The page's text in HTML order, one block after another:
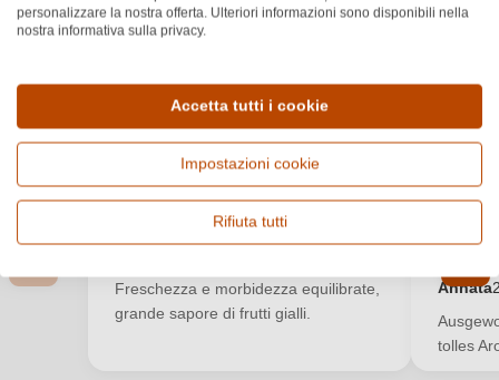
5.0★ ★ ★ ★ ★
Accedi per poter lasciare una recensione. Non
ancora registrato?
Nuovo cliente?Registrati
D
Davide
21 gen 2024
★ ★ ★ ★ ★
Freschezza e morbidezza equilibrate,
grande sapore di frutti gialli.
S
★ ★ ★
Annata
tolles
personalizzare la nostra offerta. Ulteriori informazioni sono disponibili nella
nostra informativa sulla privacy.
Accetta tutti i cookie
Impostazioni cookie
Rifiuta tutti